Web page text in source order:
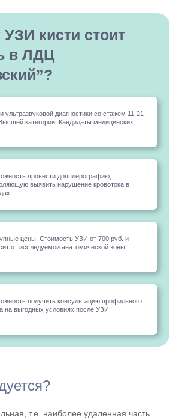
кисти стоит
в ЛДЦ
ультразвуковой диагностики со стажем 11-21
категории. Кандидаты медицинских
провести допплерографию,
выявить нарушение кровотока в
цены. Стоимость УЗИ от 700 руб. и
от исследуемой анатомической зоны.
получить консультацию профильного
на выгодных условиях после УЗИ.
т.е. наиболее удаленная часть